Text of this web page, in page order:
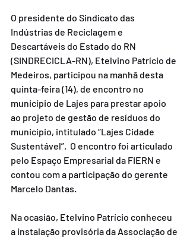
O presidente do Sindicato das
Indústrias de Reciclagem e
Descartáveis do Estado do RN
(SINDRECICLA-RN), Etelvino Patrício de
Medeiros, participou na manhã desta
quinta-feira (14), de encontro no
município de Lajes para prestar apoio
ao projeto de gestão de resíduos do
município, intitulado “Lajes Cidade
Sustentável”.  O encontro foi articulado
pelo Espaço Empresarial da FIERN e
contou com a participação do gerente
Marcelo Dantas.
Na ocasião, Etelvino Patrício conheceu
a instalação provisória da Associação de